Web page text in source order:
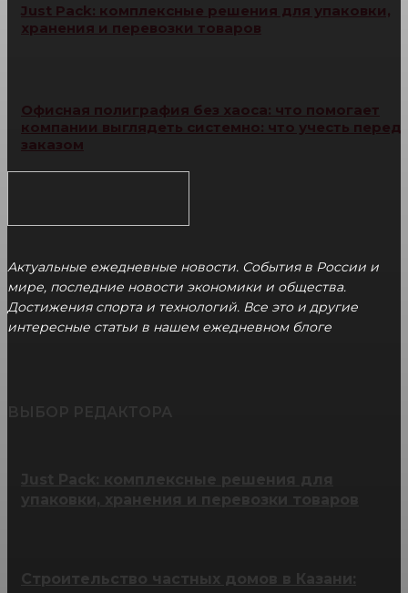
Just Pack: комплексные решения для упаковки,
хранения и перевозки товаров
Офисная полиграфия без хаоса: что помогает
компании выглядеть системно: что учесть перед
заказом
Актуальные ежедневные новости. События в России и
мире, последние новости экономики и общества.
Достижения спорта и технологий. Все это и другие
интересные статьи в нашем ежедневном блоге
Строительство частных домов в Казани: